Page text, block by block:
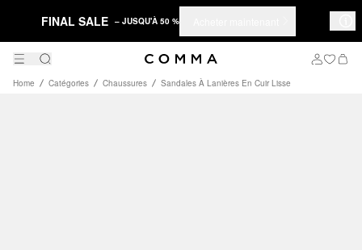
FINAL SALE – JUSQU'À 50 %
Home Catégories Chaussures Sandales À Lanières En Cuir Lisse